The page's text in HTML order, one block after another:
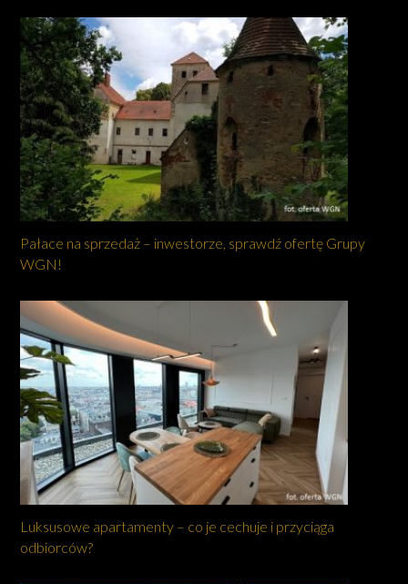
Pałace na sprzedaż – inwestorze, sprawdź ofertę Grupy
WGN!
Luksusowe apartamenty – co je cechuje i przyciąga
odbiorców?